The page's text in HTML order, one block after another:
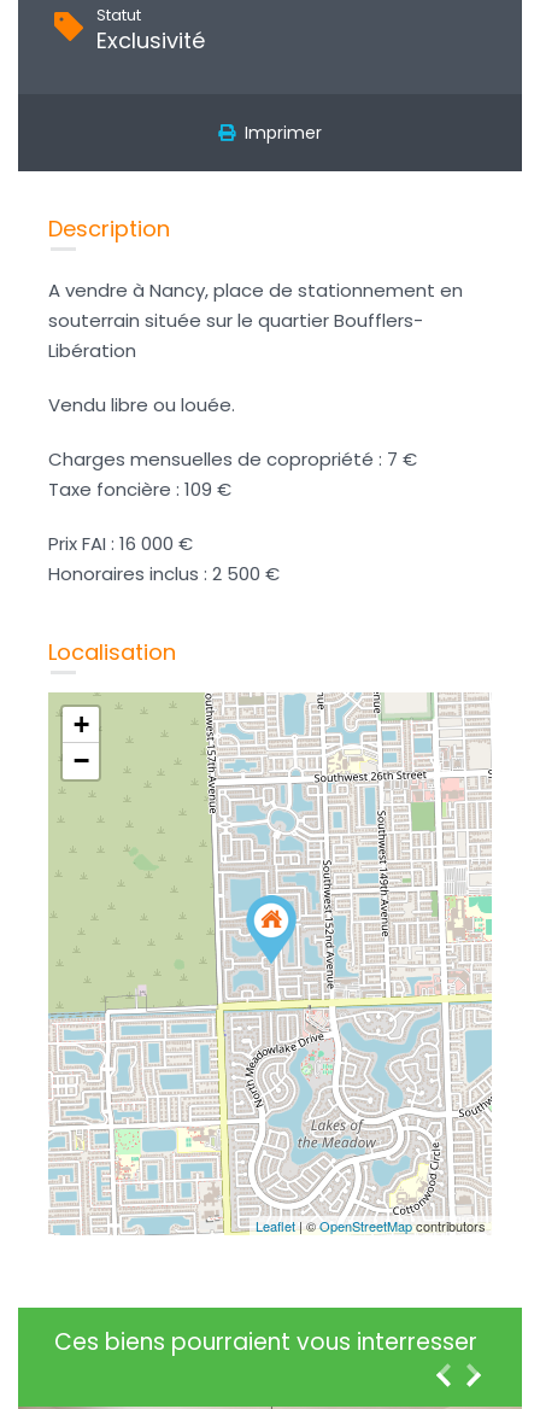
Statut
Exclusivité
Imprimer
Description
A vendre à Nancy, place de stationnement en
souterrain située sur le quartier Boufflers-
Libération
Vendu libre ou louée.
Charges mensuelles de copropriété : 7 €
Taxe foncière : 109 €
Prix FAI : 16 000 €
Honoraires inclus : 2 500 €
Localisation
+
−
Leaflet| ©OpenStreetMapcontributors
Ces biens pourraient vous interresser